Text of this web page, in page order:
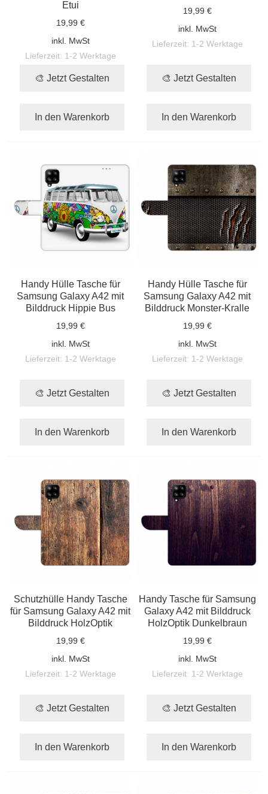
Etui
19,99 €
inkl. MwSt
Lieferzeit: 1-2 Werktage
🎨 Jetzt Gestalten
In den Warenkorb
19,99 €
inkl. MwSt
Lieferzeit: 1-2 Werktage
🎨 Jetzt Gestalten
In den Warenkorb
Handy Hülle Tasche für
Samsung Galaxy A42 mit
Bilddruck Hippie Bus
19,99 €
inkl. MwSt
Lieferzeit: 1-2 Werktage
🎨 Jetzt Gestalten
In den Warenkorb
Handy Hülle Tasche für
Samsung Galaxy A42 mit
Bilddruck Monster-Kralle
19,99 €
inkl. MwSt
Lieferzeit: 1-2 Werktage
🎨 Jetzt Gestalten
In den Warenkorb
Schutzhülle Handy Tasche
für Samsung Galaxy A42 mit
Bilddruck HolzOptik
19,99 €
inkl. MwSt
Lieferzeit: 1-2 Werktage
🎨 Jetzt Gestalten
In den Warenkorb
Handy Tasche für Samsung
Galaxy A42 mit Bilddruck
HolzOptik Dunkelbraun
19,99 €
inkl. MwSt
Lieferzeit: 1-2 Werktage
🎨 Jetzt Gestalten
In den Warenkorb